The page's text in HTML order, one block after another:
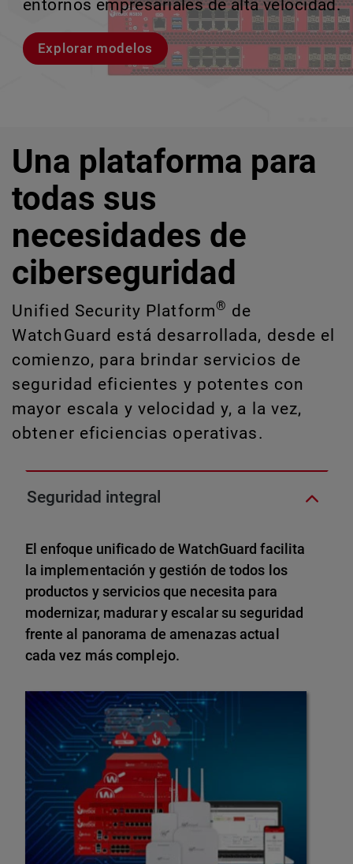
entornos empresariales de alta velocidad.
Explorar modelos
provocan brechas y descubrir riesgos
ocultos de IA y TI.
Explora CloudDR
escalar sin perder ningún pas
Conozcan a Rai
crecimiento escalable.
Conozca WatchGuard EDR
Una plataforma para
todas sus
necesidades de
ciberseguridad
Unified Security Platform® de
WatchGuard está desarrollada, desde el
comienzo, para brindar servicios de
seguridad eficientes y potentes con
mayor escala y velocidad y, a la vez,
obtener eficiencias operativas.
Seguridad integral
El enfoque unificado de WatchGuard facilita
la implementación y gestión de todos los
productos y servicios que necesita para
modernizar, madurar y escalar su seguridad
frente al panorama de amenazas actual
cada vez más complejo.